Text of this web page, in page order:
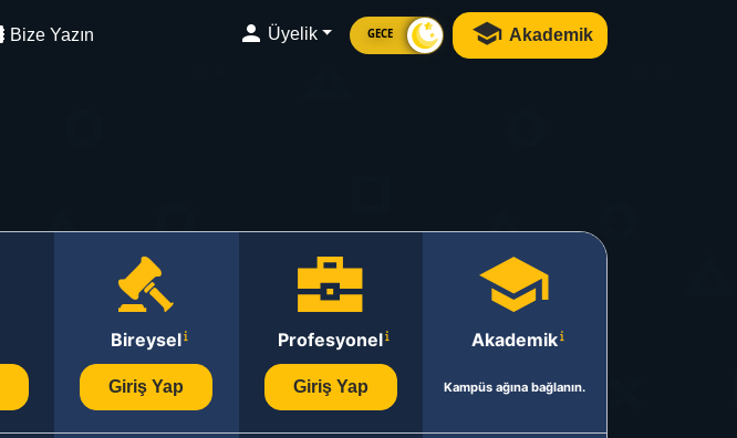
Bize Yazın Üyelik GECE Akademik
Bireysel
Giriş Yap
Profesyonel
Giriş Yap
Akademik
Kampüs ağına bağlanın.